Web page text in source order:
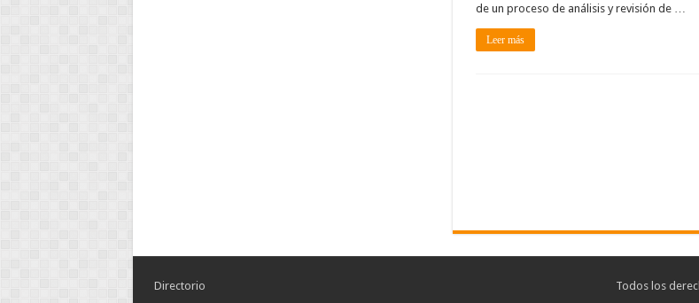
de un proceso de análisis y revisión de …
Leer más
Todos los
Directorio